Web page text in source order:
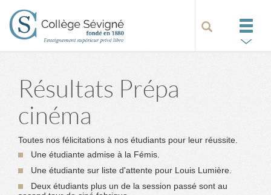
Résultats Prépa
cinéma
Toutes nos félicitations à nos étudiants pour leur réussite.
Une étudiante admise à la Fémis.
Une étudiante sur liste d'attente pour Louis Lumière.
Deux étudiants plus un de la session passé sont au